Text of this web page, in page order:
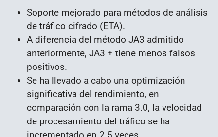
Soporte mejorado para métodos de análisis
de tráfico cifrado (ETA).
A diferencia del método JA3 admitido
anteriormente, JA3 + tiene menos falsos
positivos.
Se ha llevado a cabo una optimización
significativa del rendimiento, en
comparación con la rama 3.0, la velocidad
de procesamiento del tráfico se ha